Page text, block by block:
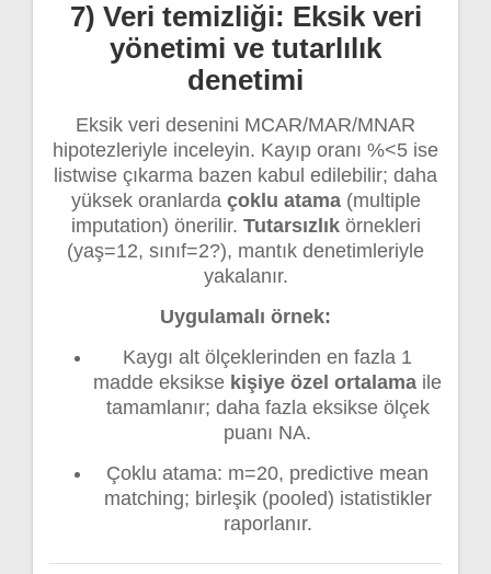
7) Veri temizliği: Eksik veri
yönetimi ve tutarlılık
denetimi
Eksik veri desenini MCAR/MAR/MNAR
hipotezleriyle inceleyin. Kayıp oranı %<5 ise
listwise çıkarma bazen kabul edilebilir; daha
yüksek oranlarda çoklu atama(multiple
imputation) önerilir. Tutarsızlıkörnekleri
(yaş=12, sınıf=2?), mantık denetimleriyle
yakalanır.
Uygulamalı örnek:
Kaygı alt ölçeklerinden en fazla 1
madde eksikse kişiye özel ortalama ile
tamamlanır; daha fazla eksikse ölçek
puanı NA.
Çoklu atama: m=20, predictive mean
matching; birleşik (pooled) istatistikler
raporlanır.